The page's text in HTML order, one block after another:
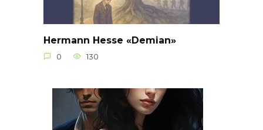
Hermann Hesse «Demian»
0 130